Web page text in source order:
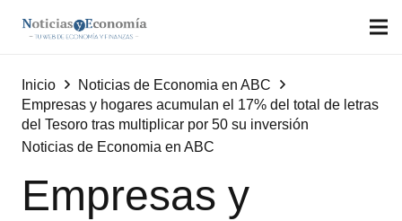
Inicio
Noticias de Economia en ABC
Empresas y hogares acumulan el 17% del total de letras
del Tesoro tras multiplicar por 50 su inversión
Noticias de Economia en ABC
Empresas y